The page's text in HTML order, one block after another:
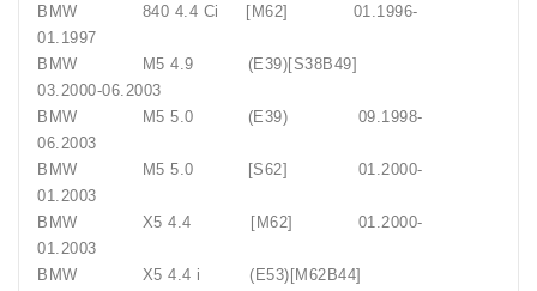
BMW 840 4.4 Ci [M62] 01.1996-
01.1997
BMW M5 4.9 (E39)[S38B49]
03.2000-06.2003
BMW M5 5.0 (E39) 09.1998-
06.2003
BMW M5 5.0 [S62] 01.2000-
01.2003
BMW X5 4.4 [M62] 01.2000-
01.2003
BMW X5 4.4 i (E53)[M62B44]